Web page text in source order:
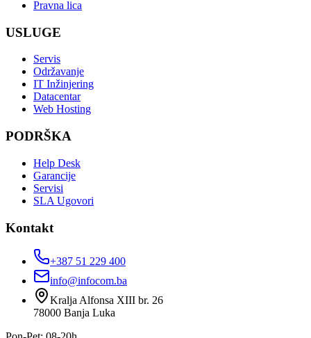
Pravna lica
USLUGE
Servis
Održavanje
IT Inžinjering
Datacentar
Web Hosting
PODRŠKA
Help Desk
Garancije
Servisi
SLA Ugovori
Kontakt
+387 51 229 400
info@infocom.ba
Kralja Alfonsa XIII br. 26
78000 Banja Luka